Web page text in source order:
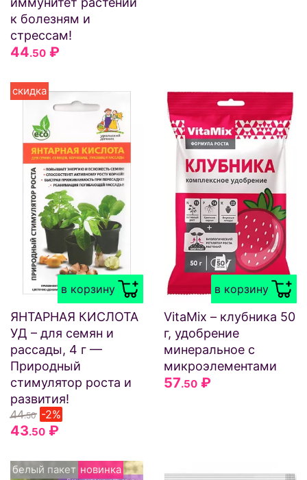
к болезням и
стрессам!
44.50 ₽
в корзину
скидка
ЯНТАРНАЯ КИСЛОТА
УД – для семян и
рассады, 4 г —
Природный
стимулятор роста и
развития!
44.50 -2%
43.50 ₽
в корзину
VitaMix – клубника 50
г, удобрение
минеральное с
микроэлементами
57.50 ₽
белый пакет новинка